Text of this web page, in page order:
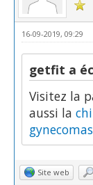
16-09-2019, 09:29
getfit a
Visitez la
aussi la
Site web